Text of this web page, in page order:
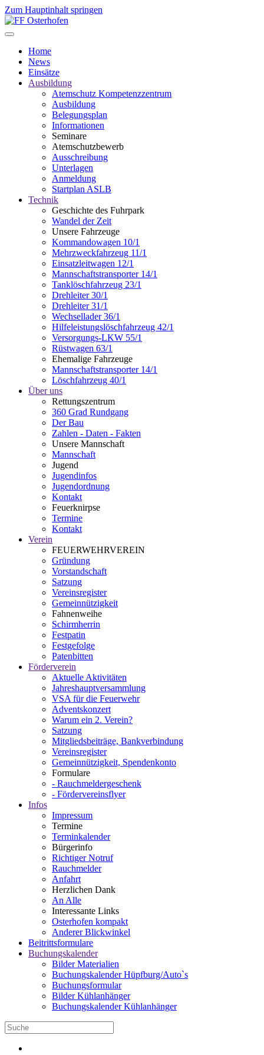
Zum Hauptinhalt springen
Home
News
Einsätze
Ausbildung
Atemschutz Kompetenzzentrum
Ausbildung
Belegungsplan
Informationen
Seminare
Atemschutzbewerb
Ausschreibung
Unterlagen
Anmeldung
Startplan ASLB
Technik
Geschichte des Fuhrpark
Wandel der Zeit
Unsere Fahrzeuge
Kommandowagen 10/1
Mehrzweckfahrzeug 11/1
Einsatzleitwagen 12/1
Mannschaftstransporter 14/1
Tanklöschfahrzeug 23/1
Drehleiter 30/1
Drehleiter 31/1
Wechsellader 36/1
Hilfeleistungslöschfahrzeug 42/1
Versorgungs-LKW 55/1
Rüstwagen 63/1
Ehemalige Fahrzeuge
Mannschaftstransporter 14/1
Löschfahrzeug 40/1
Über uns
Rettungszentrum
360 Grad Rundgang
Der Bau
Zahlen - Daten - Fakten
Unsere Mannschaft
Mannschaft
Jugend
Jugendinfos
Jugendordnung
Kontakt
Feuerknirpse
Termine
Kontakt
Verein
FEUERWEHRVEREIN
Gründung
Vorstandschaft
Satzung
Vereinsregister
Gemeinnützigkeit
Fahnenweihe
Schirmherrin
Festpatin
Festgefolge
Patenbitten
Förderverein
Aktuelle Aktivitäten
Jahreshauptversammlung
VSA für die Feuerwehr
Adventskonzert
Warum ein 2. Verein?
Satzung
Mitgliedsbeiträge, Bankverbindung
Vereinsregister
Gemeinnützigkeit, Spendenkonto
Formulare
- Rauchmeldergeschenk
- Fördervereinsflyer
Infos
Impressum
Termine
Terminkalender
Bürgerinfo
Richtiger Notruf
Rauchmelder
Anfahrt
Herzlichen Dank
An Alle
Interessante Links
Osterhofen kompakt
Anderer Blickwinkel
Beitrittsformulare
Buchungskalender
Bilder Materialien
Buchungskalender Hüpfburg/Auto`s
Buchungsformular
Bilder Kühlanhänger
Buchungskalender Kühlanhänger